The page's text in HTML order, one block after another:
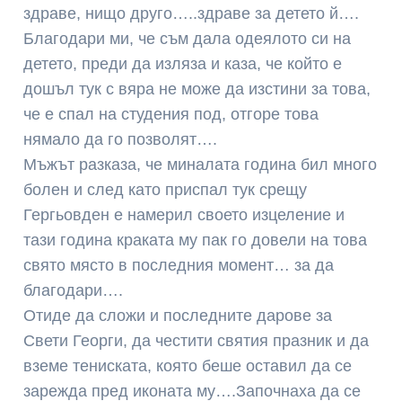
здраве, нищо друго…..здраве за детето й….
Благодари ми, че съм дала одеялото си на
детето, преди да изляза и каза, че който е
дошъл тук с вяра не може да изстини за това,
че е спал на студения под, отгоре това
нямало да го позволят….
Мъжът разказа, че миналата година бил много
болен и след като приспал тук срещу
Гергьовден е намерил своето изцеление и
тази година краката му пак го довели на това
свято място в последния момент… за да
благодари….
Отиде да сложи и последните дарове за
Свети Георги, да честити святия празник и да
вземе тениската, която беше оставил да се
зарежда пред иконата му….Започнаха да се